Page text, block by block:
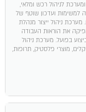
מעבר להיותה תוכנת הנהלת חשבונות, תוכנת CRM ומערכת לניהול רכש ומלאי,
למשימות ועדכון שוטף של
ניהול ייצור מנהלת
את הוראות העבודה
בפועל. מערכת ניהול
מוצרי פלסטיק, תרופות,